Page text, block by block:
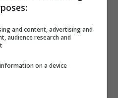
Inta l’Ue può definire
l’accesso al
europee, affrontare
decarbonizzare
and content, advertising and
audience research and
on a device